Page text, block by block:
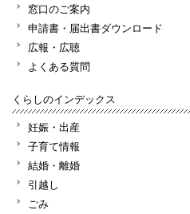
窓口のご案内
申請書・届出書ダウンロード
広報・広聴
よくある質問
くらしのインデックス
妊娠・出産
子育て情報
結婚・離婚
引越し
ごみ